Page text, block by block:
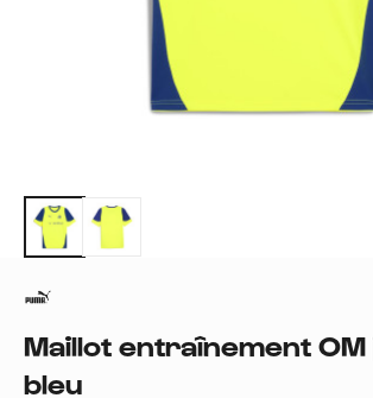
Maillot entraînement OM
bleu